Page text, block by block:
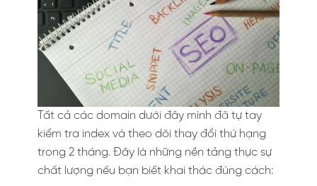
Tất cả các domain dưới đây mình đã tự tay
kiểm tra index và theo dõi thay đổi thứ hạng
trong 2 tháng. Đây là những nền tảng thực sự
chất lượng nếu bạn biết khai thác đúng cách: